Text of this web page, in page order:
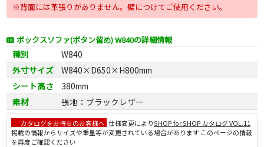
※背面には革張りがありません。壁につけてご使用ください。
ボックスソファ(ボタン留め) W840の詳細情報
種別
W840
外寸サイズ
W840×D650×H800mm
シート高さ
380mm
素材
張地：ブラックレザー
カタログをお持ちのお客様へ 仕様変更によりSHOP for SHOP カタログ VOL.11
掲載の情報からサイズや重量等が変更されている場合があります このページの情報
を再度ご確認ください